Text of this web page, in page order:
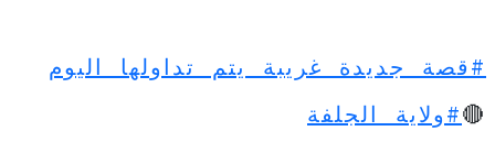
#قصة_جديدة_غريبة_يتم_تداولها_اليوم
🔴#ولاية_الجلفة